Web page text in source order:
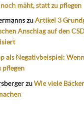
mäht, statt zu pflegen
zuArtikel 3
Anschlag auf den
als Negativbeispiel:
pflegen
zuWie viele